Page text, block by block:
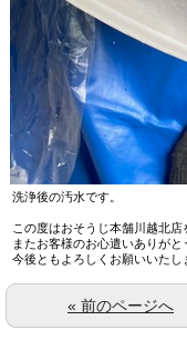
洗浄後の汚水です。
この度はおそうじ本舗川越北
またお客様のお心遣いありがと
今後ともよろしくお願いいたし
« 前のページへ